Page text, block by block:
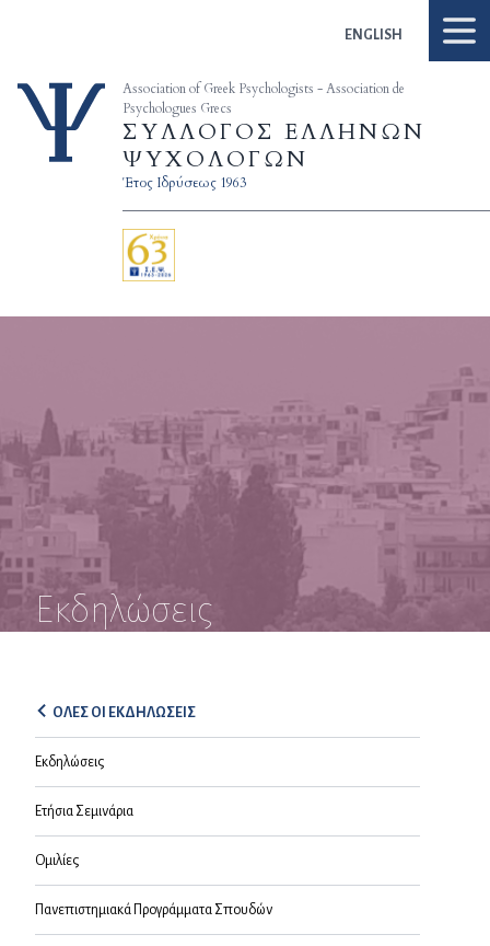
ENGLISH
Association of Greek Psychologists - Association de
Psychologues Grecs
ΣΥΛΛΟΓΟΣ ΕΛΛΗΝΩΝ
ΨΥΧΟΛΟΓΩΝ
Έτος Ιδρύσεως 1963
Εκδηλώσεις
ΟΛΕΣ ΟΙ ΕΚΔΗΛΩΣΕΙΣ
Εκδηλώσεις
Ετήσια Σεμινάρια
Ομιλίες
Πανεπιστημιακά Προγράμματα Σπουδών